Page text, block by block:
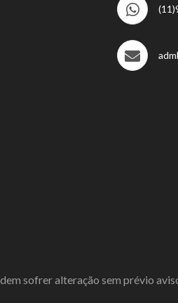
sofrer alteração sem prévio